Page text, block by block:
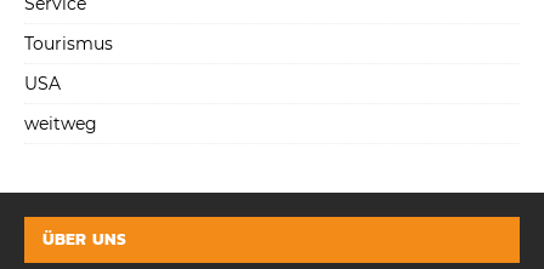
Tourismus
USA
weitweg
ÜBER UNS